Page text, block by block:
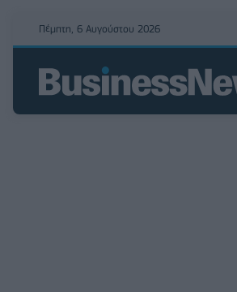
Πέμπτη, 6 Αυγούστου 2026